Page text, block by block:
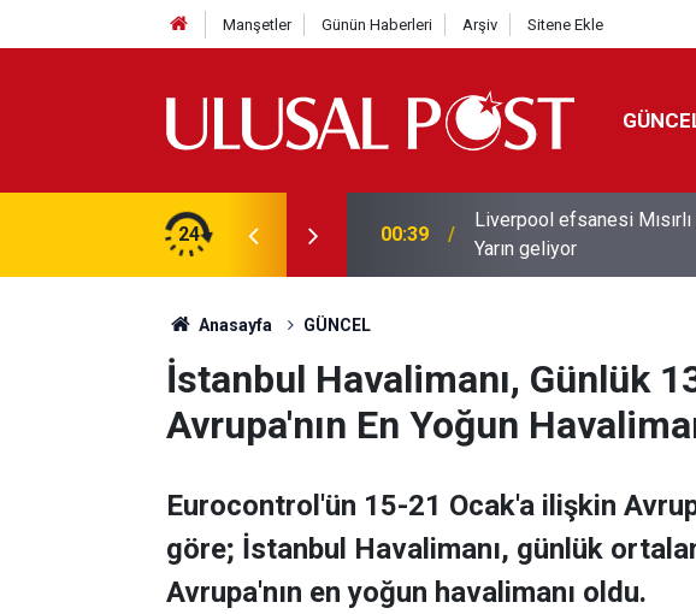
Manşetler Günün Haberleri Arşiv Sitene Ekle
24 00:39
Liverpool efsanesi
Yarın geliyor
Anasayfa GÜNCEL
İstanbul Havalimanı, Günlük
Avrupa'nın En Yoğun
Eurocontrol'ün 15-21 Ocak'a ilişkin
göre; İstanbul Havalimanı, günlük
Avrupa'nın en yoğun havalimanı oldu.